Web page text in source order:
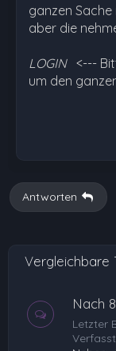
ganzen
aber die
LOGIN <---
um den
Antworten
Vergleichbare
Nach
Letzter